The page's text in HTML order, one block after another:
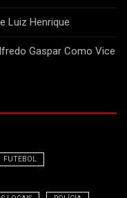
Luiz Henrique
Gaspar Como Vice
FUTEBOL